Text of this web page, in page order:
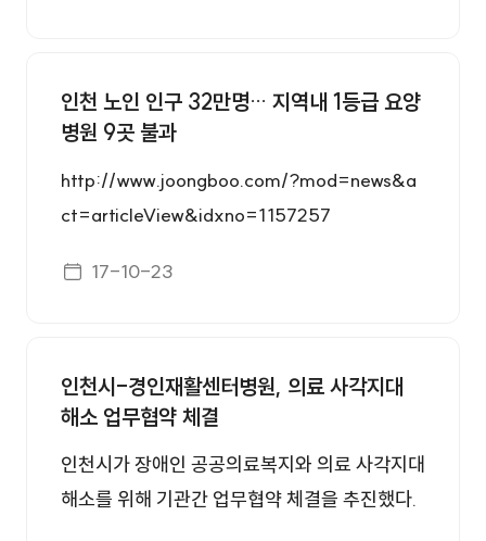
인천 노인 인구 32만명… 지역내 1등급 요양
병원 9곳 불과
http://www.joongboo.com/?mod=news&a
ct=articleView&idxno=1157257
게시일자
17-10-23
인천시-경인재활센터병원, 의료 사각지대
해소 업무협약 체결
인천시가 장애인 공공의료복지와 의료 사각지대
해소를 위해 기관간 업무협약 체결을 추진했다.